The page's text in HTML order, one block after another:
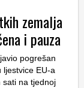
zemalja
i pauza
pogrešan
ljestvice EU-a
sati na tjednoj